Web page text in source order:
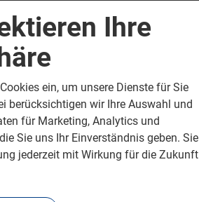
Ihre
ein, um unsere Dienste für Sie
berücksichtigen wir Ihre Auswahl und
für Marketing, Analytics und
Sie uns Ihr Einverständnis geben. Sie
jederzeit mit Wirkung für die Zukunft